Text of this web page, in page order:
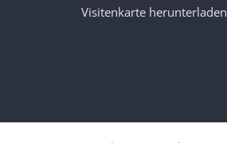
Visitenkarte herunterladen